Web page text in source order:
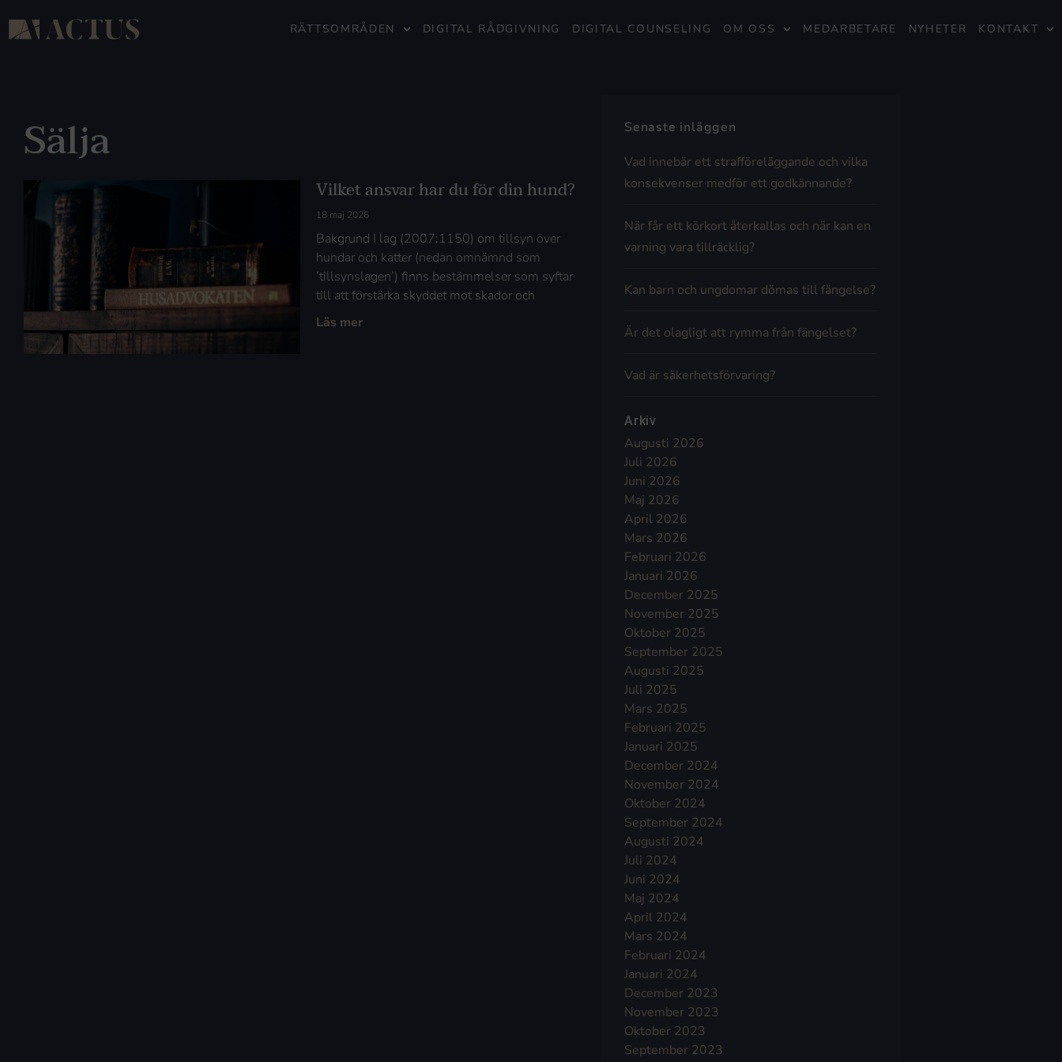
RÄTTSOMRÅDEN DIGITAL RÅDGIVNING DIGITAL COUNSELING OM OSS MEDARBETARE NYHETER KONTAKT
Sälja
Vilket ansvar har du för din hund?
18 maj 2026
Bakgrund I lag (2007:1150) om tillsyn över
hundar och katter (nedan omnämnd som
’tillsynslagen’) finns bestämmelser som syftar
till att förstärka skyddet mot skador och
Läs mer
Senaste inläggen
Vad innebär ett strafföreläggande och vilka
konsekvenser medför ett godkännande?
När får ett körkort återkallas och när kan en
varning vara tillräcklig?
Kan barn och ungdomar dömas till fängelse?
Är det olagligt att rymma från fängelset?
Vad är säkerhetsförvaring?
Arkiv
Augusti 2026
Juli 2026
Juni 2026
Maj 2026
April 2026
Mars 2026
Februari 2026
Januari 2026
December 2025
November 2025
Oktober 2025
September 2025
Augusti 2025
Juli 2025
Mars 2025
Februari 2025
Januari 2025
December 2024
November 2024
Oktober 2024
September 2024
Augusti 2024
Juli 2024
Juni 2024
Maj 2024
April 2024
Mars 2024
Februari 2024
Januari 2024
December 2023
November 2023
Oktober 2023
September 2023